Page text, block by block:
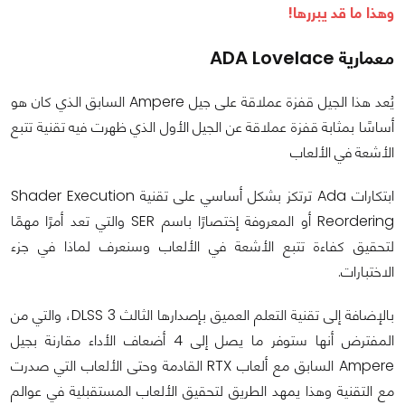
وهذا ما قد يبررها!
معمارية ADA Lovelace
يُعد هذا الجيل قفزة عملاقة على جيل Ampere السابق الذي كان هو
أساسًا بمثابة قفزة عملاقة عن الجيل الأول الذي ظهرت فيه تقنية تتبع
الأشعة في الألعاب
ابتكارات Ada ترتكز بشكل أساسي على تقنية Shader Execution
Reordering أو المعروفة إختصارًا باسم SER والتي تعد أمرًا مهمًا
لتحقيق كفاءة تتبع الأشعة في الألعاب وسنعرف لماذا في جزء
الاختبارات.
بالإضافة إلى تقنية التعلم العميق بإصدارها الثالث DLSS 3، والتي من
المفترض أنها ستوفر ما يصل إلى 4 أضعاف الأداء مقارنة بجيل
Ampere السابق مع ألعاب RTX القادمة وحتى الألعاب التي صدرت
مع التقنية وهذا يمهد الطريق لتحقيق الألعاب المستقبلية في عوالم